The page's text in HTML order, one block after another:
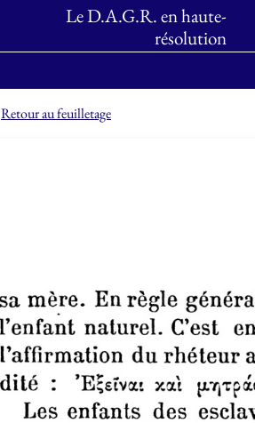
Le D.A.G.R. en haute-
résolution
Retour au feuilletage